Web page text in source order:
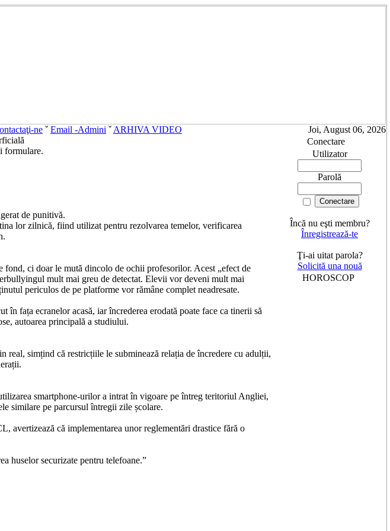
ne ˇEmail -Admini ˇARHIVA VIDEO
Joi, August 06, 2026
formulare.
de punitivă.
lor zilnică, fiind utilizat pentru rezolvarea temelor, verificarea
fond, ci doar le mută dincolo de ochii profesorilor. Acest „efect de
mult mai greu de detectat. Elevii vor deveni mult mai
periculos de pe platforme vor rămâne complet neadresate.
în fața ecranelor acasă, iar încrederea erodată poate face ca tinerii să
autoarea principală a studiului.
real, simțind că restricțiile le subminează relația de încredere cu adulții,
smartphone-urilor a intrat în vigoare pe întreg teritoriul Angliei,
similare pe parcursul întregii zile școlare.
avertizează că implementarea unor reglementări drastice fără o
huselor securizate pentru telefoane.”
Conectare
Utilizator
Parolă
Încă nu eşti membru?
Înregistrează-te
Ţi-ai uitat parola?
Solicită una nouă
HOROSCOP